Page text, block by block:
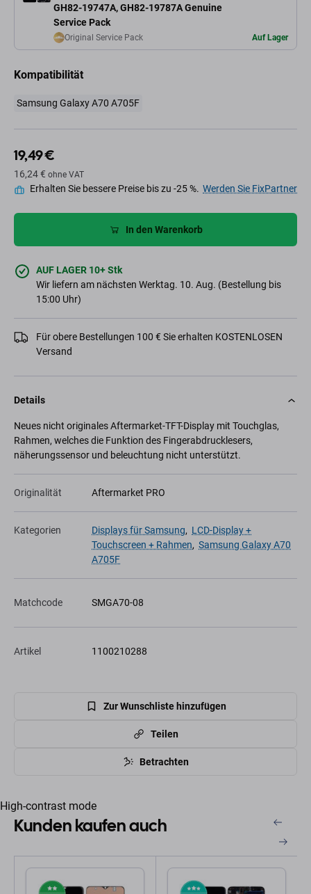
GH82-19747A, GH82-19787A Genuine
Service Pack
Original Service Pack Auf Lager
Kompatibilität
Samsung Galaxy A70 A705F
19,49 €
16,24 € ohne VAT
Erhalten Sie bessere Preise bis zu -25 %. Werden Sie FixPartner
In den Warenkorb
AUF LAGER 10+ Stk
Wir liefern am nächsten Werktag. 10. Aug. (Bestellung bis
15:00 Uhr)
Für obere Bestellungen 100 € Sie erhalten KOSTENLOSEN
Versand
Details
Neues nicht originales Aftermarket-TFT-Display mit Touchglas,
Rahmen, welches die Funktion des Fingerabdrucklesers,
näherungssensor und beleuchtung nicht unterstützt.
Originalität Aftermarket PRO
Kategorien Displays für Samsung, LCD-Display +
Touchscreen + Rahmen, Samsung Galaxy A70
A705F
Matchcode SMGA70-08
Artikel 1100210288
Zur Wunschliste hinzufügen
Teilen
Betrachten
High-contrast mode
Kunden kaufen auch